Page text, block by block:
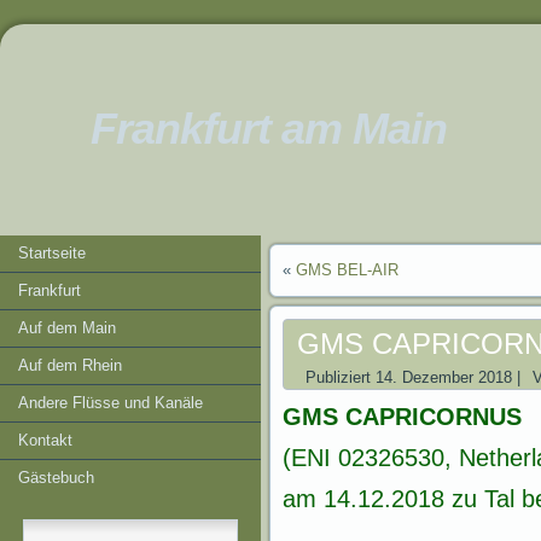
Frankfurt am Main
Startseite
Frankfurt
Auf dem Main
Auf dem Rhein
Andere Flüsse und Kanäle
Kontakt
Gästebuch
« GMS BEL-AIR
GMS
Publiziert 14. Dezember 2018
GMS CAPRICORNUS
(ENI 02326530,
am 14.12.2018 zu Tal